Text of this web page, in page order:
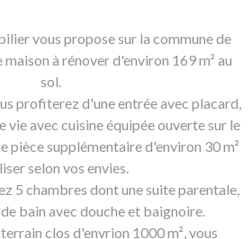
vous propose sur la commune de
à rénover d'environ 169 m² au
sol.
profiterez d'une entrée avec placard,
vie avec cuisine équipée ouverte sur le
pièce supplémentaire d'environ 30 m²
selon vos envies.
5 chambres dont une suite parentale,
bain avec douche et baignoire.
clos d'envrion 1000 m², vous